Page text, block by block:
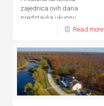
zajednica ovih dana
predstavlja ukupnu
hrvatsku turističku ponudu
Read more